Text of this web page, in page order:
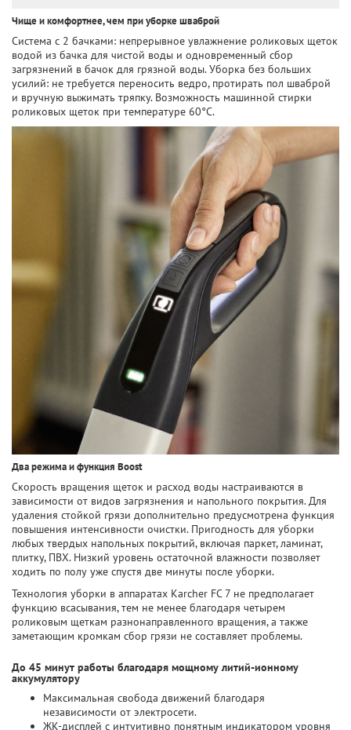
Чище и комфортнее, чем при уборке шваброй
Система с 2 бачками: непрерывное увлажнение роликовых щеток
водой из бачка для чистой воды и одновременный сбор
загрязнений в бачок для грязной воды. Уборка без больших
усилий: не требуется переносить ведро, протирать пол шваброй
и вручную выжимать тряпку. Возможность машинной стирки
роликовых щеток при температуре 60°C.
Два режима и функция Boost
Скорость вращения щеток и расход воды настраиваются в
зависимости от видов загрязнения и напольного покрытия. Для
удаления стойкой грязи дополнительно предусмотрена функция
повышения интенсивности очистки. Пригодность для уборки
любых твердых напольных покрытий, включая паркет, ламинат,
плитку, ПВХ. Низкий уровень остаточной влажности позволяет
ходить по полу уже спустя две минуты после уборки.
Технология уборки в аппаратах Karcher FC 7 не предполагает
функцию всасывания, тем не менее благодаря четырем
роликовым щеткам разнонаправленного вращения, а также
заметающим кромкам сбор грязи не составляет проблемы.
До 45 минут работы благодаря мощному литий-ионному
аккумулятору
Максимальная свобода движений благодаря
независимости от электросети.
ЖК-дисплей с интуитивно понятным индикатором уровня